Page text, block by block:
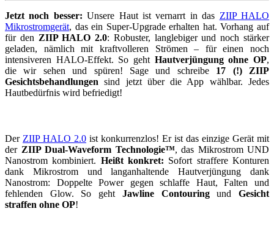
Jetzt noch besser: Unsere Haut ist vernarrt in das ZIIP HALO
Mikrostromgerät, das ein Super-Upgrade erhalten hat. Vorhang auf
für den ZIIP HALO 2.0: Robuster, langlebiger und noch stärker
geladen, nämlich mit kraftvolleren Strömen – für einen noch
intensiveren HALO-Effekt. So geht Hautverjüngung ohne OP,
die wir sehen und spüren! Sage und schreibe 17 (!) ZIIP
Gesichtsbehandlungen sind jetzt über die App wählbar. Jedes
Hautbedürfnis wird befriedigt!
Der ZIIP HALO 2.0 ist konkurrenzlos! Er ist das einzige Gerät mit
der ZIIP Dual-Waveform Technologie™, das Mikrostrom UND
Nanostrom kombiniert. Heißt konkret: Sofort straffere Konturen
dank Mikrostrom und langanhaltende Hautverjüngung dank
Nanostrom: Doppelte Power gegen schlaffe Haut, Falten und
fehlenden Glow. So geht Jawline ContouringundGesicht
straffen ohne OP!